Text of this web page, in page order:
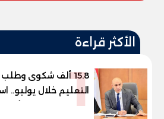
الأكثر قراءة
115.8 ألف شكوى
التعليم خلال يوليو..
لشكاوى الطلاب وأولياء